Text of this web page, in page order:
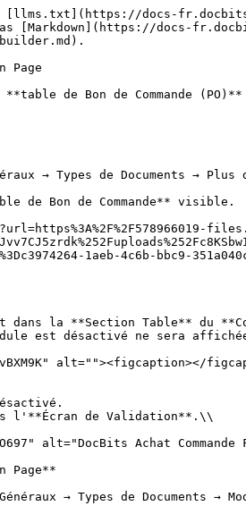
[llms.txt](https://docs-
[Markdown](https://docs-
Page
de Bon de Commande
→ Types de Documents →
de Bon de Commande** visible.
1aeb-4c6b-bbc9-
Page**
→ Types de Documents →